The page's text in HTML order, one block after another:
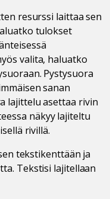
resurssi laittaa sen
tulokset
valita, haluatko
Pystysuora
sanan
lajittelu asettaa rivin
näkyy lajiteltu
rivillä.
tekstikenttään ja
Tekstisi lajitellaan